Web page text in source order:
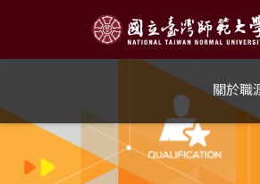
關於職